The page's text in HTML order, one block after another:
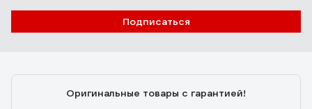
Дмитрий 08.04.2025
Подписаться
Оригинальные товары с гарантией!